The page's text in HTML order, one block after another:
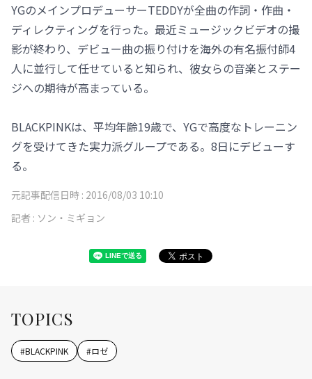
YGのメインプロデューサーTEDDYが全曲の作詞・作曲・
ディレクティングを行った。最近ミュージックビデオの撮
影が終わり、デビュー曲の振り付けを海外の有名振付師4
人に並行して任せていると知られ、彼女らの音楽とステー
ジへの期待が高まっている。
BLACKPINKは、平均年齢19歳で、YGで高度なトレーニン
グを受けてきた実力派グループである。8日にデビューす
る。
元記事配信日時 : 2016/08/03 10:10
記者 : ソン・ミギョン
TOPICS
#BLACKPINK #ロゼ